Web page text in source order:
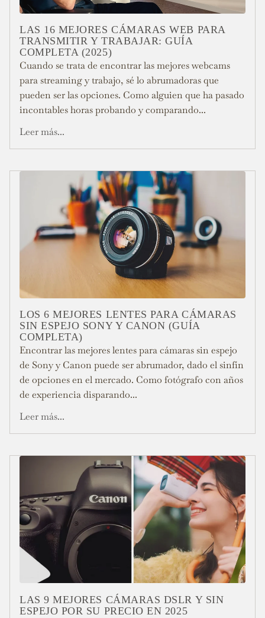
LAS 16 MEJORES CÁMARAS WEB PARA
TRANSMITIR Y TRABAJAR: GUÍA
COMPLETA (2025)
Cuando se trata de encontrar las mejores webcams
para streaming y trabajo, sé lo abrumadoras que
pueden ser las opciones. Como alguien que ha pasado
incontables horas probando y comparando...
Leer más...
LOS 6 MEJORES LENTES PARA CÁMARAS
SIN ESPEJO SONY Y CANON (GUÍA
COMPLETA)
Encontrar las mejores lentes para cámaras sin espejo
de Sony y Canon puede ser abrumador, dado el sinfín
de opciones en el mercado. Como fotógrafo con años
de experiencia disparando...
Leer más...
LAS 9 MEJORES CÁMARAS DSLR Y SIN
ESPEJO POR SU PRECIO EN 2025